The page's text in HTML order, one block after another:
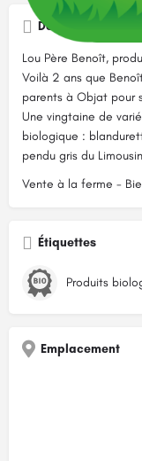
Description
Lou Père Benoît,
Voilà 2 ans que
parents à Objat pour
Une vingtaine de
biologique :
pendu gris du
Vente à la ferme -
Étiquettes
Produits
Emplacement